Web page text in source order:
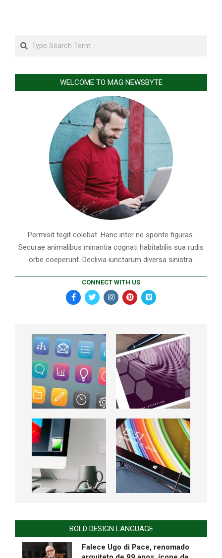
Search
WELCOME TO MAG NEWSBYTE
Permisit tegit colebat. Hanc inter ne sponte figuras.
Securae animalibus minantia cognati habitabilis sua rudis
orbe coeperunt. Declivia iunctarum diversa sinistra.
CONNECT WITH US
BOLD DESIGN LANGUAGE
Falece Ugo di Pace, renomado